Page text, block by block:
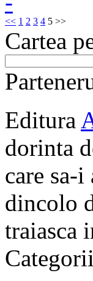
<< 1 2 3 4 5 >>
Cartea
Editura
dorinta
care sa-i
dincolo
traiasca
Categorii